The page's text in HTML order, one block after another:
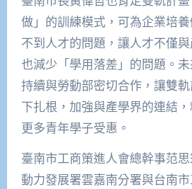
做」的訓練模式，可為企業培
不到人才的問題，讓人才不僅
也減少「學用落差」的問題。
持續與勞動部密切合作，讓雙
下扎根， 加強與產學界的連結，
更多青年學子受惠 。
臺南市工商策進人會總幹事范思
動力發展署雲嘉南分署與台南